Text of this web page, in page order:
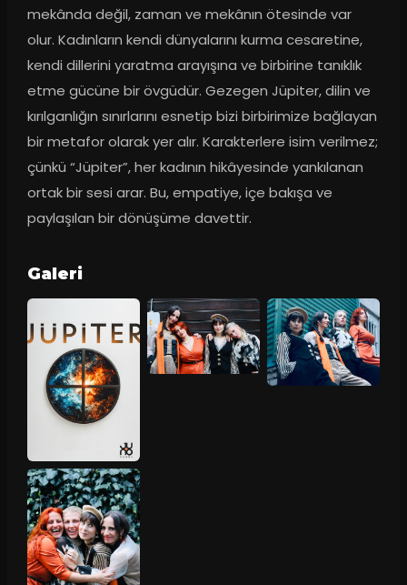
mekânda değil, zaman ve mekânın ötesinde var
olur. Kadınların kendi dünyalarını kurma cesaretine,
kendi dillerini yaratma arayışına ve birbirine tanıklık
etme gücüne bir övgüdür. Gezegen Jüpiter, dilin ve
kırılganlığın sınırlarını esnetip bizi birbirimize bağlayan
bir metafor olarak yer alır. Karakterlere isim verilmez;
çünkü “Jüpiter”, her kadının hikâyesinde yankılanan
ortak bir sesi arar. Bu, empatiye, içe bakışa ve
paylaşılan bir dönüşüme davettir.
Galeri